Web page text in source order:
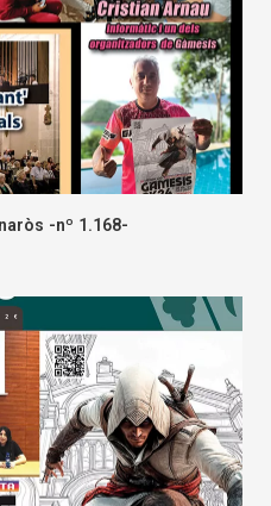
-nº 1.168-